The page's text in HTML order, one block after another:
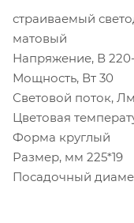
страиваемый
матовый
Напряжение, В
Мощность, Вт 30
Световой поток,
Цветовая
Форма круглый
Размер, мм 225*19
Посадочный